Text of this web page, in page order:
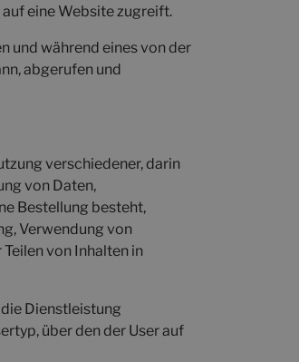
eine Website zugreift.
und während eines von der
abgerufen und
verschiedener, darin
von Daten,
Bestellung besteht,
Verwendung von
von Inhalten in
Dienstleistung
über den der User auf